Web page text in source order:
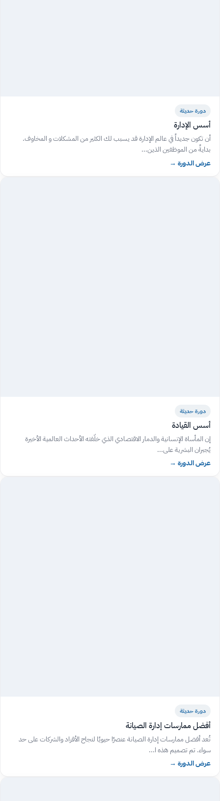
دورة حديثة
أسس الإدارة
أن تكون جديداً في عالم الإدارة قد يسبب لك الكثير من المشكلات و المخاوف.
بدايةً من الموظفين الذين...
عرض الدورة →
دورة حديثة
أسس القيادة
إن المأساة الإنسانية والدمار الاقتصادي الذي خلّفته الأحداث العالمية الأخيرة
يُجبران البشرية على...
عرض الدورة →
دورة حديثة
أفضل ممارسات إدارة الصيانة
تُعد أفضل ممارسات إدارة الصيانة عنصرًا حيويًا لنجاح الأفراد والشركات على حد
سواء. تم تصميم هذه ا...
عرض الدورة →